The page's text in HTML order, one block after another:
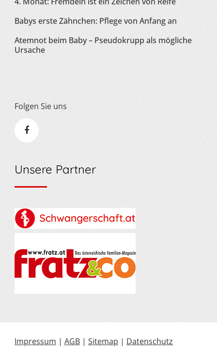
Babys erste Zähnchen: Pflege von Anfang an
Atemnot beim Baby – Pseudokrupp als mögliche
Ursache
Folgen Sie uns
Unsere Partner
Impressum | AGB | Sitemap | Datenschutz